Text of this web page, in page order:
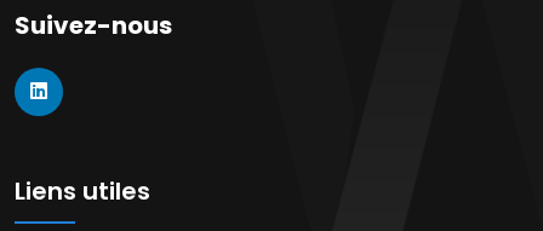
Suivez-nous
Liens utiles